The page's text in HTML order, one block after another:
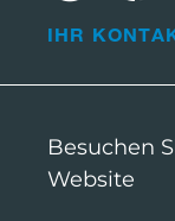
IHR
Besuchen
Website